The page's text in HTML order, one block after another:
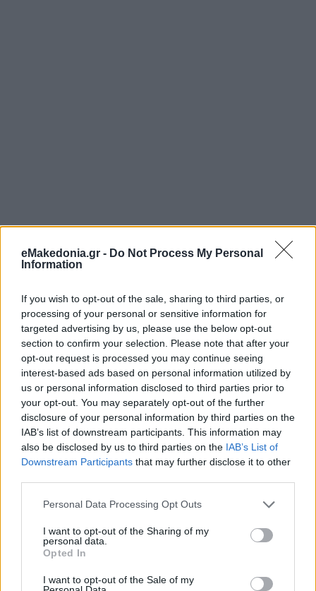
eMakedonia.gr - Do Not Process My Personal
Information
If you wish to opt-out of the sale, sharing to third parties, or
processing of your personal or sensitive information for
targeted advertising by us, please use the below opt-out
section to confirm your selection. Please note that after your
opt-out request is processed you may continue seeing
interest-based ads based on personal information utilized by
us or personal information disclosed to third parties prior to
your opt-out. You may separately opt-out of the further
disclosure of your personal information by third parties on the
IAB’s list of downstream participants. This information may
also be disclosed by us to third parties on the IAB’s List of
Downstream Participants that may further disclose it to other
Please note that this website/app uses one or more Google
not limited to your visit or usage behaviour. You may click to
grant or deny consent to Google and its third-party tags to
use your data for below specified purposes in below Google
consent section.
Personal Data Processing Opt Outs
I want to opt-out of the Sharing of my
personal data.
Opted In
I want to opt-out of the Sale of my